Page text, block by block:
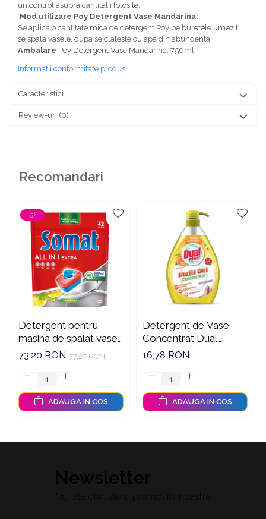
un control asupra cantitatii folosite.
Mod utilizare Poy Detergent Vase Mandarina:
Se aplica o cantitate mica de detergent Poy pe buretele umezit,
se spala vasele, dupa se clateste cu apa din abundenta.
Ambalare Poy Detergent Vase Mandarina: 750ml.
Informatii conformitate produs
Caracteristici
Review-uri (0)
Recomandari
-5%
Detergent pentru
masina de spalat vase
Somat All in one Extra,
77,27 RON
73,20 RON
ADAUGA IN COS
Detergent de Vase
Concentrat Dual
Power cu Aroma de
16,78 RON
ADAUGA IN COS
Newsletter